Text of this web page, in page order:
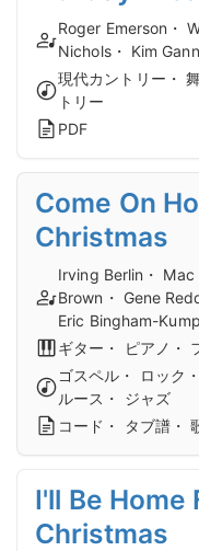
Roger Emerson・
Nichols・ Kim
現代カントリー・
トリー
PDF
Come On
Christmas
Irving Berlin・
Brown・ Gene
Eric Bingham-
ギター・ ピアノ・
ゴスペル・ ロック
ルース・ ジャズ
コード・ タブ譜・
I'll Be Home
Christmas